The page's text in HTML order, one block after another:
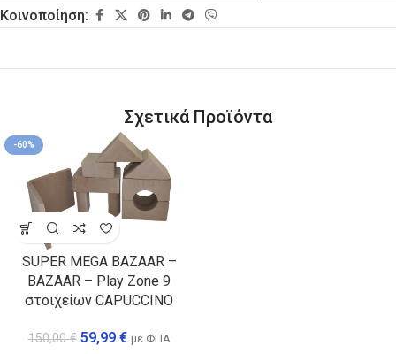
Κοινοποίηση:
Σχετικά Προϊόντα
-60%
SUPER MEGA BAZAAR –
BAZAAR – Play Zone 9
στοιχείων CAPUCCINO
150,00€ 59,99 € με ΦΠΑ